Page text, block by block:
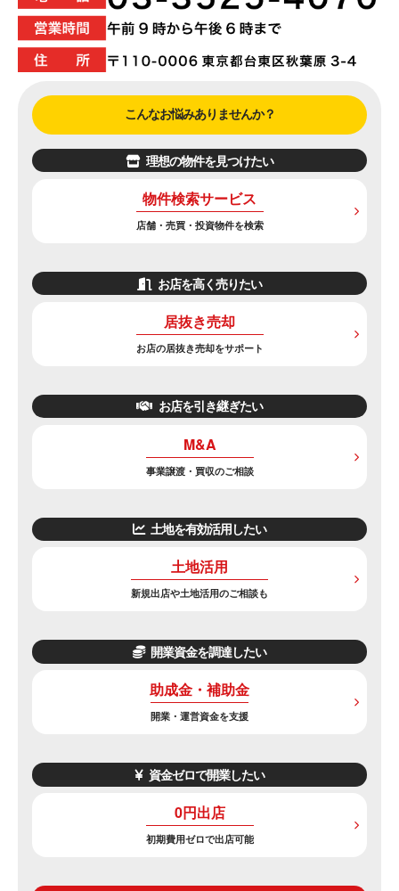
こんなお悩みありませんか？
理想の物件を見つけたい
物件検索サービス
店舗・売買・投資物件を検索
お店を高く売りたい
居抜き売却
お店の居抜き売却をサポート
お店を引き継ぎたい
M&A
事業譲渡・買収のご相談
土地を有効活用したい
土地活用
新規出店や土地活用のご相談も
開業資金を調達したい
助成金・補助金
開業・運営資金を支援
資金ゼロで開業したい
0円出店
初期費用ゼロで出店可能